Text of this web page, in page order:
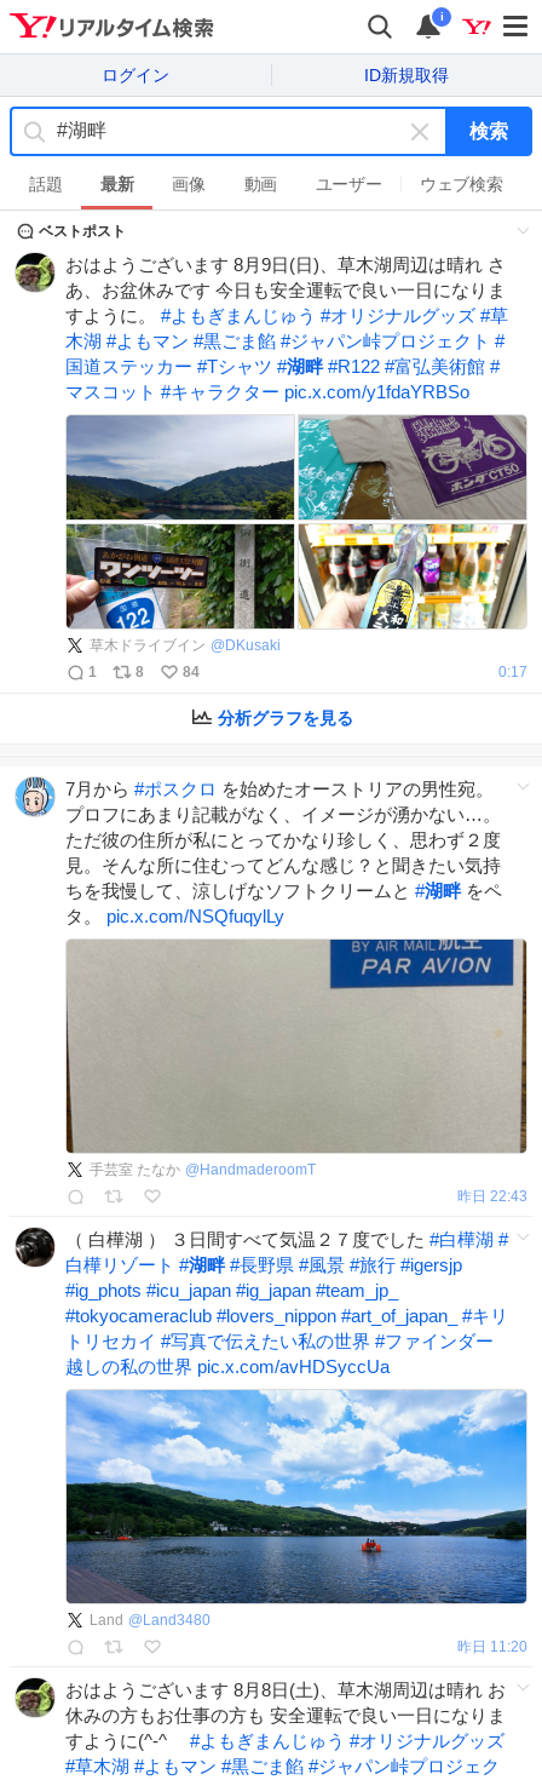
i
ログイン ID新規取得
キ
ー
ワ
ド
を
消
す
検索
話題 最新 画像 動画 ユーザー ウェブ検索
ベストポスト
おはようございます 8月9日(日)、草木湖周辺は晴れ さ
あ、お盆休みです 今日も安全運転で良い一日になりま
すように。 #よもぎまんじゅう #オリジナルグッズ #草
木湖 #よもマン #黒ごま餡 #ジャパン峠プロジェクト #
国道ステッカー #Tシャツ #湖畔 #R122 #富弘美術館 #
マスコット #キャラクター pic.x.com/y1fdaYRBSo
草木ドライブイン @ DKusaki
1
8 84 0:17
分析グラフを見る
7月から #ポスクロ を始めたオーストリアの男性宛。
プロフにあまり記載がなく、イメージが湧かない…。
ただ彼の住所が私にとってかなり珍しく、思わず２度
見。そんな所に住むってどんな感じ？と聞きたい気持
ちを我慢して、涼しげなソフトクリームと #湖畔をペ
タ。 pic.x.com/NSQfuqylLy
手芸室 たなか @ HandmaderoomT
昨日 22:43
（ 白樺湖 ） ３日間すべて気温２７度でした #白樺湖 #
白樺リゾート #湖畔 #長野県 #風景 #旅行 #igersjp
#ig_phots #icu_japan #ig_japan #team_jp_
#tokyocameraclub #lovers_nippon #art_of_japan_ #キリ
トリセカイ #写真で伝えたい私の世界 #ファインダー
越しの私の世界 pic.x.com/avHDSyccUa
Land @ Land3480
昨日 11:20
おはようございます 8月8日(土)、草木湖周辺は晴れ お
休みの方もお仕事の方も 安全運転で良い一日になりま
すように(^-^ゞ #よもぎまんじゅう #オリジナルグッズ
#草木湖 #よもマン #黒ごま餡 #ジャパン峠プロジェク